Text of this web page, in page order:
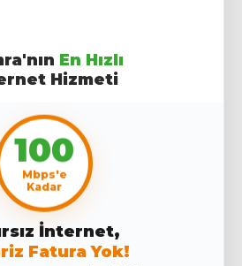
En Hızlı
Hizmeti
100
Mbps'e
Kadar
İnternet,
Fatura Yok!